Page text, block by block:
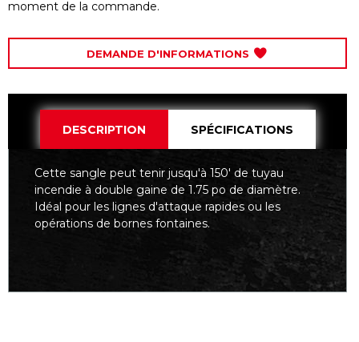
moment de la commande.
DEMANDE D'INFORMATIONS
DESCRIPTION SPÉCIFICATIONS
Cette sangle peut tenir jusqu'à 150' de tuyau
incendie à double gaine de 1.75 po de diamètre.
Idéal pour les lignes d'attaque rapides ou les
opérations de bornes fontaines.